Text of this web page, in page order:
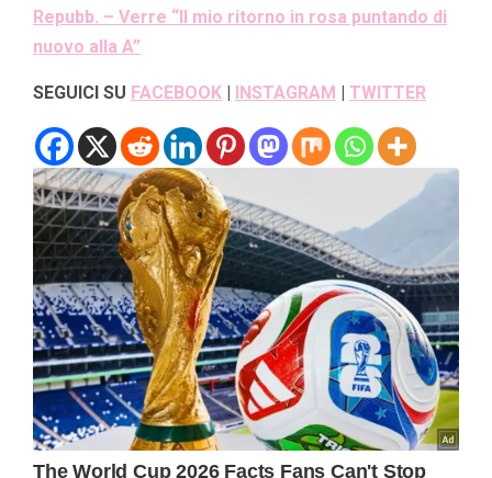
Repubb. – Verre “Il mio ritorno in rosa puntando di
nuovo alla A”
SEGUICI SU FACEBOOK | INSTAGRAM | TWITTER